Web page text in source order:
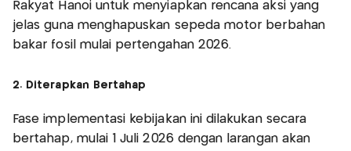
Rakyat Hanoi untuk menyiapkan rencana aksi yang
jelas guna menghapuskan sepeda motor berbahan
bakar fosil mulai pertengahan 2026.
2. Diterapkan Bertahap
Fase implementasi kebijakan ini dilakukan secara
bertahap, mulai 1 Juli 2026 dengan larangan akan